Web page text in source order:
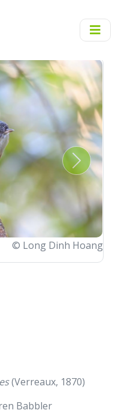
Hoang
Adult
Next
(Verreaux, 1870)
Babbler